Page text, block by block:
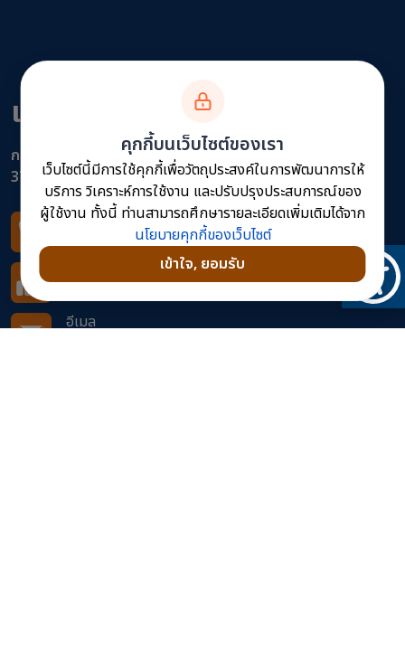
คุกกี้บนเว็บไซต์ของเรา
เว็บไซต์นี้มีการใช้คุกกี้เพื่อวัตถุประสงค์ในการพัฒนาการให้
บริการ วิเคราะห์การใช้งาน และปรับปรุงประสบการณ์ของ
ผู้ใช้งาน ทั้งนี้ ท่านสามารถศึกษารายละเอียดเพิ่มเติมได้จาก
นโยบายคุกกี้ของเว็บไซต์
เข้าใจ, ยอมรับ
แขวงทางหลวงนครสวรรค์ที่ 2
กรมทางหลวง
375 หมู่ 1 ต.ตากฟ้า อ.ตากฟ้า จ. นครสวรรค์ 60190
โทรศัพท์
05 - 6241 - 402 , 02-354-6668-78 ต่อ 51614
อีเมล